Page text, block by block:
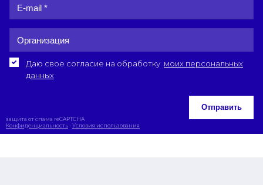
Даю свое согласие на обработку моих персональных
данных
Отправить
защита от спама reCAPTCHA
Конфиденциальность-Условия использования